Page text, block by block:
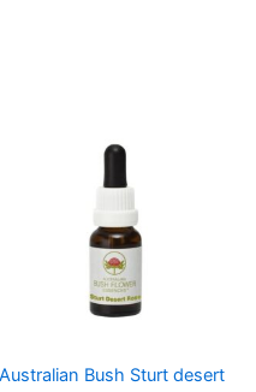
Australian Bush Sturt desert